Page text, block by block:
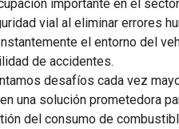
importante en el
vial al eliminar errores
el entorno del
de accidentes.
desafíos cada vez
una solución prometedora
del consumo de